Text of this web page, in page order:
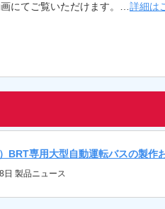
にてご覧いただけます。… 詳細は
BRT専用大型自動運転バスの製作
日 製品ニュース